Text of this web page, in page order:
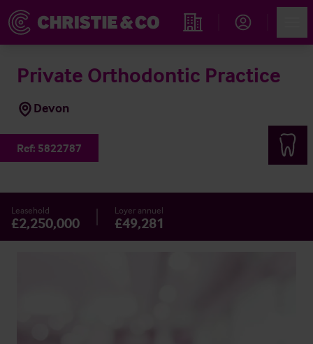
Rechercher un hôtel
Private Orthodontic Practice
Devon
Ref: 5822787
Leasehold
£2,250,000
Loyer annuel
£49,281